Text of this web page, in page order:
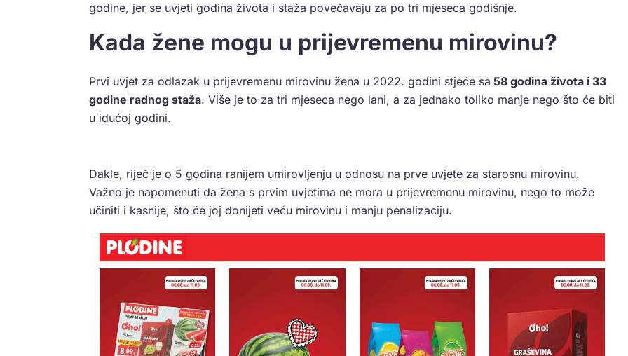
godine, jer se uvjeti godina života i staža povećavaju za po tri mjeseca godišnje.
Kada žene mogu u prijevremenu mirovinu?
Prvi uvjet za odlazak u prijevremenu mirovinu žena u 2022. godini stječe sa 58 godina života i 33
godine radnog staža. Više je to za tri mjeseca nego lani, a za jednako toliko manje nego što će biti
u idućoj godini.
Dakle, riječ je o 5 godina ranijem umirovljenju u odnosu na prve uvjete za starosnu mirovinu.
Važno je napomenuti da žena s prvim uvjetima ne mora u prijevremenu mirovinu, nego to može
učiniti i kasnije, što će joj donijeti veću mirovinu i manju penalizaciju.